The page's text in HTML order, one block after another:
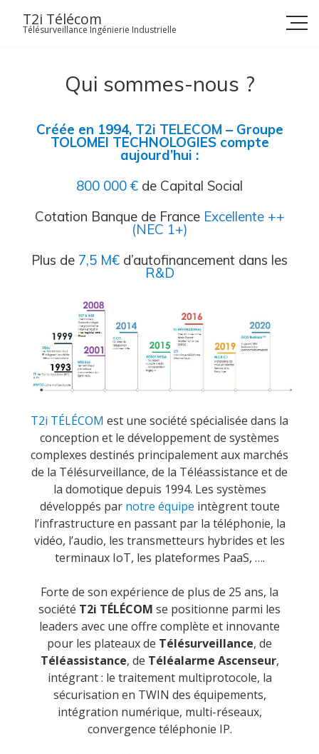
T2i Télécom
Télésurveillance Ingénierie Industrielle
Qui sommes-nous ?
Créée en 1994, T2i TELECOM – Groupe
TOLOMEI TECHNOLOGIES compte
aujourd’hui :
800 000 € de Capital Social
Cotation Banque de France Excellente ++
(NEC 1+)
Plus de 7,5 M€ d’autofinancement dans les
R&D
T2i TÉLÉCOM est une société spécialisée dans la
conception et le développement de systèmes
complexes destinés principalement aux marchés
de la Télésurveillance, de la Téléassistance et de
la domotique depuis 1994. Les systèmes
développés par notre équipe intègrent toute
l’infrastructure en passant par la téléphonie, la
vidéo, l’audio, les transmetteurs hybrides et les
terminaux IoT, les plateformes PaaS, ….
Forte de son expérience de plus de 25 ans, la
société T2i TÉLÉCOM se positionne parmi les
leaders avec une offre complète et innovante
pour les plateaux de Télésurveillance, de
Téléassistance, de Téléalarme Ascenseur,
intégrant : le traitement multiprotocole, la
sécurisation en TWIN des équipements,
intégration numérique, multi-réseaux,
convergence téléphonie IP.
Accueil